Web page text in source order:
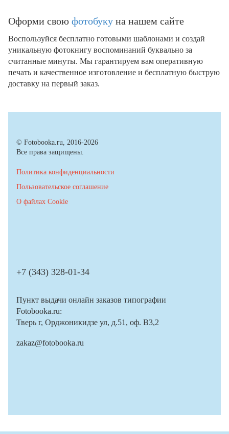
Оформи свою фотобуку на нашем сайте
Воспользуйся бесплатно готовыми шаблонами и создай
уникальную фотокнигу воспоминаний буквально за
считанные минуты. Мы гарантируем вам оперативную
печать и качественное изготовление и бесплатную быструю
доставку на первый заказ.
© Fotobooka.ru, 2016-2026
Все права защищены.
Политика конфиденциальности
Пользовательское соглашение
О файлах Cookie
+7 (343) 328-01-34
Пункт выдачи онлайн заказов типографии
Fotobooka.ru:
Тверь г, Орджоникидзе ул, д.51, оф. В3,2
zakaz@fotobooka.ru